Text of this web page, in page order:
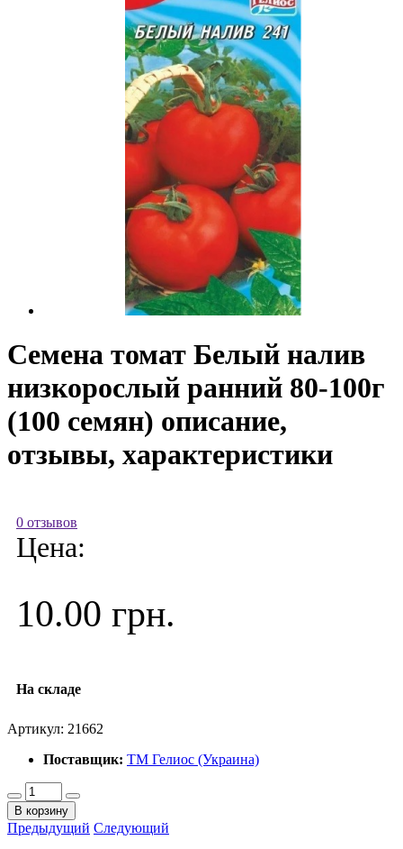
Семена томат Белый налив
низкорослый ранний 80-100г
(100 семян) описание,
отзывы, характеристики
0 отзывов
Цена:
10.00 грн.
На складе
Артикул: 21662
Поставщик: ТМ Гелиос (Украина)
В корзину
Предыдущий Следующий